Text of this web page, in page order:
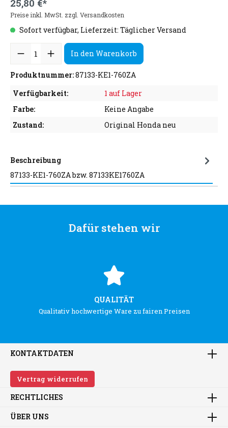
25,80 €*
Preise inkl. MwSt. zzgl. Versandkosten
Sofort verfügbar, Lieferzeit: Täglicher Versand
In den Warenkorb
Produktnummer:87133-KE1-760ZA
Verfügbarkeit:
1 auf Lager
Farbe:
Keine Angabe
Zustand:
Original Honda neu
Beschreibung
87133-KE1-760ZA bzw. 87133KE1760ZA
Dafür stehen wir
QUALITÄT
Qualitativ hochwertige Ware zu fairen Preisen
KONTAKTDATEN
Vertrag widerrufen
RECHTLICHES
ÜBER UNS